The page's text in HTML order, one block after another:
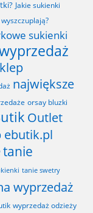
Jakie sukienki
sukienki
największe
orsay bluzki
Outlet
ebutik.pl
tanie
tanie swetry
wyprzedaż
wyprzedaż odzieży